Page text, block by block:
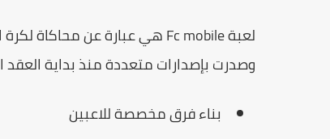
لعبةFc mobileهي عبارة عن محاكاة
وصدرت بإصدارات متعددة منذ بداية
بناء فرق مخصصة للاعبين